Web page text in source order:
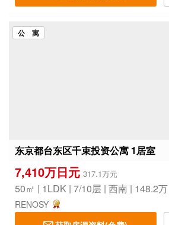
公 寓
东京都台东区千束投资公寓 1居室
7,410万日元 317.1万元
50㎡ | 1LDK | 7/10层 | 西南 | 148.2
RENOSY